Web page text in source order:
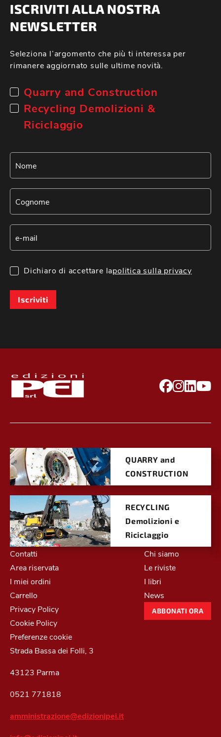
ISCRIVITI ALLA NOSTRA
NEWSLETTER
Seleziona l’argomento che più ti interessa per
rimanere aggiornato sulle ultime novità.
Quarry and Construction
Recycling Demolizioni &
Riciclaggio
Dichiaro di accettare lapolitica sulla privacy
Iscriviti
QUARRY and
CONSTRUCTION
RECYCLING
Demolizioni e
Riciclaggio
Contatti
Area riservata
I miei ordini
Carrello
Privacy Policy
Cookie Policy
Preferenze cookie
Chi siamo
Le riviste
I libri
News
ABBONATI ORA
Strada Bassa dei Folli, 3
43123 Parma
0521 771818
amministrazione@edizionipei.it